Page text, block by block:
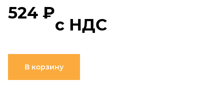
524 ₽
с НДС
В корзину